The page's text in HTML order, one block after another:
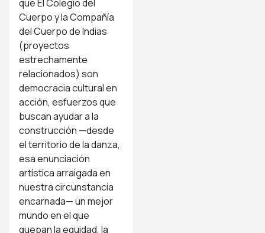
que El Colegio del
Cuerpo y la Compañía
del Cuerpo de Indias
(proyectos
estrechamente
relacionados) son
democracia cultural en
acción, esfuerzos que
buscan ayudar a la
construcción —desde
el territorio de la danza,
esa enunciación
artística arraigada en
nuestra circunstancia
encarnada— un mejor
mundo en el que
quepan la equidad, la